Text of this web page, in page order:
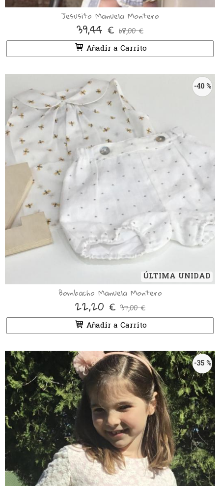
Jesusito Manuela Montero
39,44 € 68,00 €
Añadir a Carrito
ÚLTIMA UNIDAD
-40 %
Bombacho Manuela Montero
22,20 € 37,00 €
Añadir a Carrito
-35 %